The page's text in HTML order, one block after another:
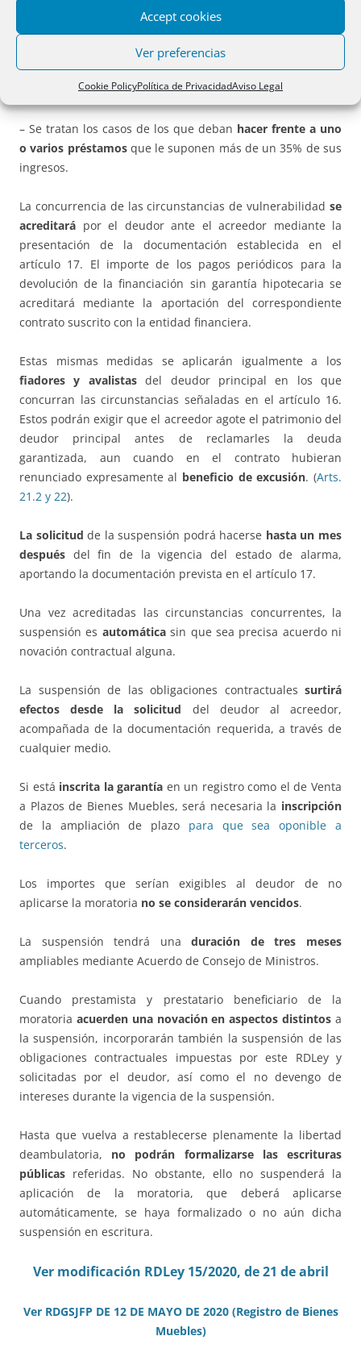
Accept cookies
Ver preferencias
Cookie PolicyPolítica de PrivacidadAviso Legal
– No se tendrá en cuenta la aplicación de una posible
moratoria hipotecaria o de alquiler a efectos de calcular si
se ha alcanzado o no el límite de la carga hipotecaria o la
renta arrendaticia del35% de los ingresos.
– Se tratan los casos de los que deban hacer frente a uno
o varios préstamosque le suponen más de un 35% de sus
ingresos.
La concurrencia de las circunstancias de vulnerabilidad se
acreditará por el deudor ante el acreedor mediante la
presentación de la documentación establecida en el
artículo 17. El importe de los pagos periódicos para la
devolución de la financiación sin garantía hipotecaria se
acreditará mediante la aportación del correspondiente
contrato suscrito con la entidad financiera.
Estas mismas medidas se aplicarán igualmente a los
fiadores y avalistasdel deudor principal en los que
concurran las circunstancias señaladas en el artículo 16.
Estos podrán exigir que el acreedor agote el patrimonio del
deudor principal antes de reclamarles la deuda
garantizada, aun cuando en el contrato hubieran
renunciado expresamente al beneficio de excusión. (Arts.
21.2 y 22).
La solicitudde la suspensión podrá hacerse hasta un mes
después del fin de la vigencia del estado de alarma,
aportando la documentación prevista en el artículo 17.
Una vez acreditadas las circunstancias concurrentes, la
suspensión es automáticasin que sea precisa acuerdo ni
novación contractual alguna.
La suspensión de las obligaciones contractuales surtirá
efectos desde la solicitud del deudor al acreedor,
acompañada de la documentación requerida, a través de
cualquier medio.
Si está inscrita la garantía en un registro como el de Venta
a Plazos de Bienes Muebles, será necesaria la inscripción
de la ampliación de plazo para que sea oponible a
terceros.
Los importes que serían exigibles al deudor de no
aplicarse la moratoria no se considerarán vencidos.
La suspensión tendrá unaduración de tres meses
ampliables mediante Acuerdo de Consejo de Ministros.
Cuando prestamista y prestatario beneficiario de la
moratoria acuerden una novación en aspectos distintos a
la suspensión, incorporarán también la suspensión de las
obligaciones contractuales impuestas por este RDLey y
solicitadas por el deudor, así como el no devengo de
intereses durante la vigencia de la suspensión.
Hasta que vuelva a restablecerse plenamente la libertad
deambulatoria, no podrán formalizarse las escrituras
públicas referidas. No obstante, ello no suspenderá la
aplicación de la moratoria, que deberá aplicarse
automáticamente, se haya formalizado o no aún dicha
suspensión en escritura.
Ver modificación RDLey 15/2020, de 21 de abril
Ver RDGSJFP DE 12 DE MAYO DE 2020 (Registro de Bienes
Muebles)